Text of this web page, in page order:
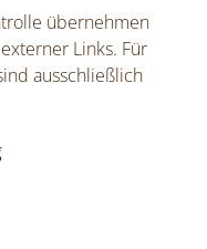
übernehmen
Links. Für
ausschließlich